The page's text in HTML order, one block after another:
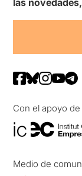
Con el apoyo de
Medio de